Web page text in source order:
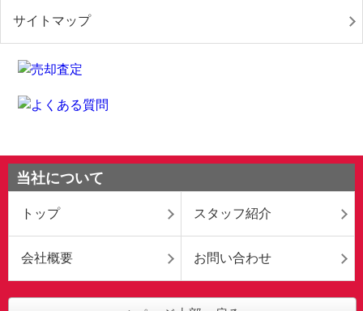
サイトマップ
当社について
トップ スタッフ紹介
会社概要 お問い合わせ